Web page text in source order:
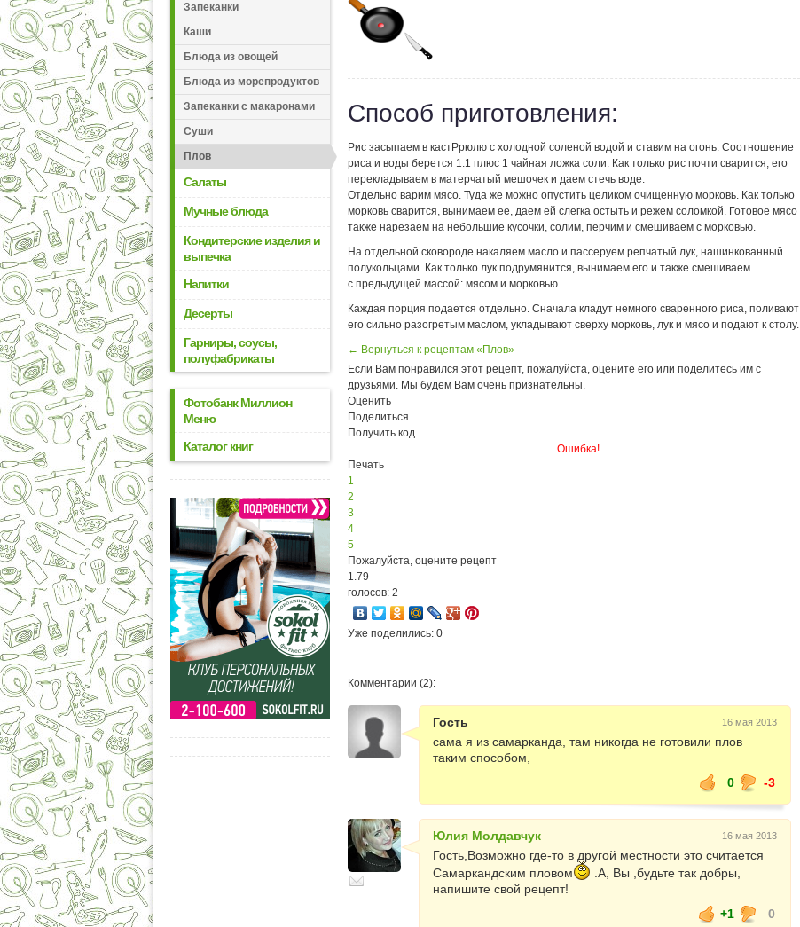
Запеканки
Каши
Блюда из овощей
Блюда из морепродуктов
Запеканки с макаронами
Суши
Плов
Салаты
Мучные блюда
Кондитерские изделия и
выпечка
Напитки
Десерты
Гарниры, соусы,
полуфабрикаты
Фотобанк Миллион
Меню
Каталог книг
Способ приготовления:
Рис засыпаем в кастРрюлю с холодной соленой водой и ставим на огонь. Соотношение
риса и воды берется 1:1 плюс 1 чайная ложка соли. Как только рис почти сварится, его
перекладываем в матерчатый мешочек и даем стечь воде.
Отдельно варим мясо. Туда же можно опустить целиком очищенную морковь. Как только
морковь сварится, вынимаем ее, даем ей слегка остыть и режем соломкой. Готовое мясо
также нарезаем на небольшие кусочки, солим, перчим и смешиваем с морковью.
На отдельной сковороде накаляем масло и пассеруем репчатый лук, нашинкованный
полукольцами. Как только лук подрумянится, вынимаем его и также смешиваем
с предыдущей массой: мясом и морковью.
Каждая порция подается отдельно. Сначала кладут немного сваренного риса, поливают
его сильно разогретым маслом, укладывают сверху морковь, лук и мясо и подают к столу.
← Вернуться к рецептам «Плов»
Если Вам понравился этот рецепт, пожалуйста, оцените его или поделитесь им с
друзьями. Мы будем Вам очень признательны.
Оценить
Поделиться
Получить код
Ошибка!
Печать
1
2
3
4
5
Пожалуйста, оцените рецепт
1.79
голосов: 2
Уже поделились: 0
Комментарии (2):
Гость 16 мая 2013
сама я из самарканда, там никогда не готовили плов
таким способом,
0
-3
Юлия Молдавчук 16 мая 2013
Гость,Возможно где-то в другой местности это считается
Самаркандским пловом
.А, Вы ,будьте так добры,
напишите свой рецепт!
+1
0